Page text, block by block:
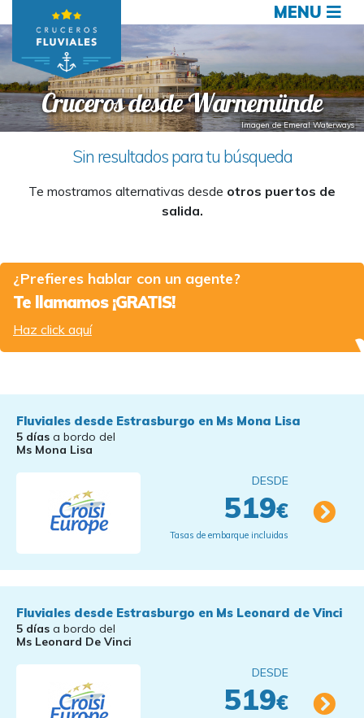
MENU
Cruceros desde Warnemünde
Imagen de Emeral Waterways
Sin resultados para tu búsqueda
Te mostramos alternativas desde otros puertos de
salida.
¿Prefieres hablar con un agente?
Te llamamos ¡GRATIS!
Haz click aquí
Fluviales desde Estrasburgo en Ms Mona Lisa
5 días a bordo del
Ms Mona Lisa
DESDE
519€
Tasas de embarque incluidas
Fluviales desde Estrasburgo en Ms Leonard de Vinci
5 días a bordo del
Ms Leonard De Vinci
DESDE
519€